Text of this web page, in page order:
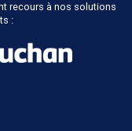
recours à nos solutions
: